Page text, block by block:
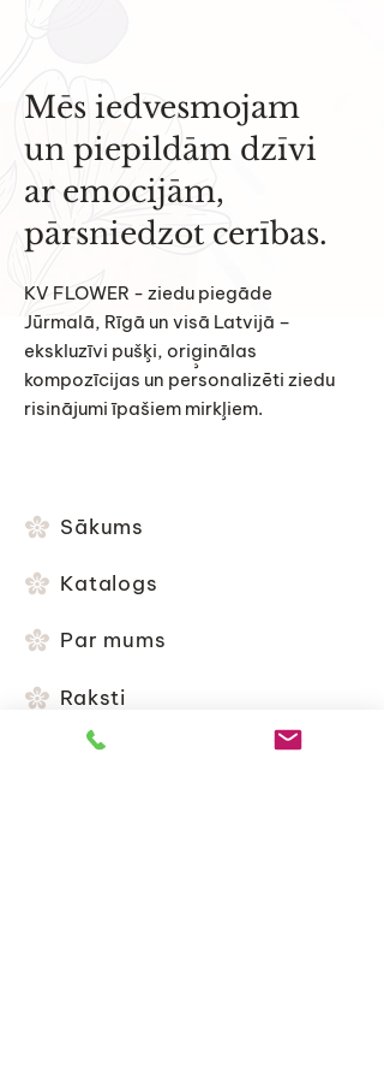
Mēs iedvesmojam
un piepildām dzīvi
ar emocijām,
pārsniedzot cerības.
KV FLOWER - ziedu piegāde
Jūrmalā, Rīgā un visā Latvijā –
ekskluzīvi pušķi, oriģinālas
kompozīcijas un personalizēti ziedu
risinājumi īpašiem mirkļiem.
Sākums
Katalogs
Par mums
Raksti
Piegāde un nosacījumi